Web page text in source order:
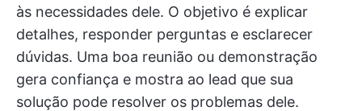
às necessidades dele. O objetivo é explicar
detalhes, responder perguntas e esclarecer
dúvidas. Uma boa reunião ou demonstração
gera confiança e mostra ao lead que sua
solução pode resolver os problemas dele.